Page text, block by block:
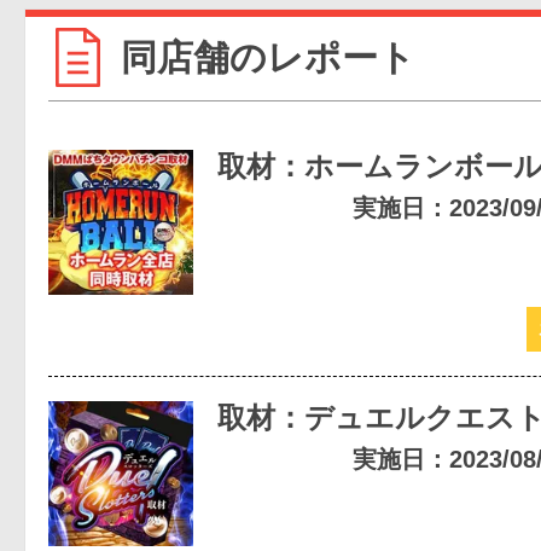
同店舗のレポート
取材：ホームランボー
実施日：2023/
取材：デュエルクエス
実施日：2023/